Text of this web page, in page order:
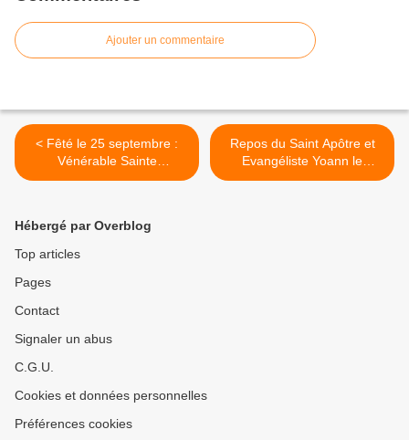
Ajouter un commentaire
< Fêté le 25 septembre :
Vénérable Sainte
Euphrosyne d'Alexandria
Repos du Saint Apôtre et
Evangéliste Yoann le
Théologien >
Hébergé par Overblog
Top articles
Pages
Contact
Signaler un abus
C.G.U.
Cookies et données personnelles
Préférences cookies